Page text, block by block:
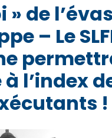
» de
– Le
l’index
!